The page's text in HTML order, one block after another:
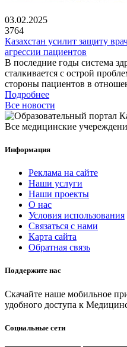
03.02.2025
3764
Казахстан усилит защиту
агрессии пациентов
В последние годы система
сталкивается с острой
стороны пациентов в
Подробнее
Все новости
Все медицинские
Информация
Реклама на сайте
Наши услуги
Наши проекты
О нас
Условия использования
Связаться с нами
Карта сайта
Обратная связь
Поддержите нас
Скачайте наше мобильное
удобного доступа к
Социальные сети